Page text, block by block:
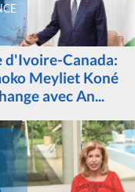
d'Ivoire-Canada:
Meyliet Koné
avec An...